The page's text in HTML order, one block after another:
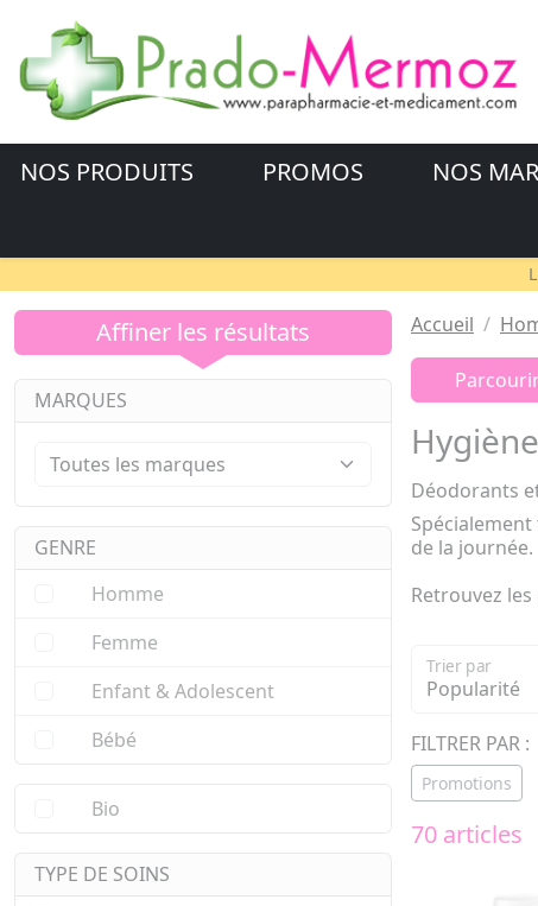
NOS PRODUITS PROMOS NOS
Accueil
Déodorants
de la journée.
Retrouvez
Trier par
FILTRER PAR :
Promotions
70 articles
Affiner les résultats
MARQUES
GENRE
Homme
Femme
Enfant & Adolescent
Bébé
Bio
TYPE DE SOINS